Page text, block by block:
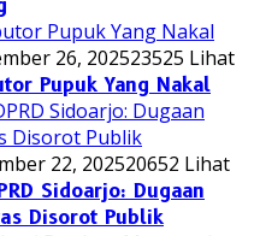
26, 202523525 Lihat
Pupuk Yang Nakal
22, 202520652 Lihat
Sidoarjo: Dugaan
Disorot Publik